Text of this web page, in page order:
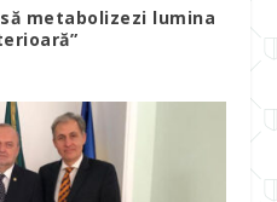
metabolizezi lumina